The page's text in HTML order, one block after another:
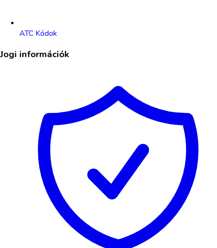
ATC Kódok
Jogi információk